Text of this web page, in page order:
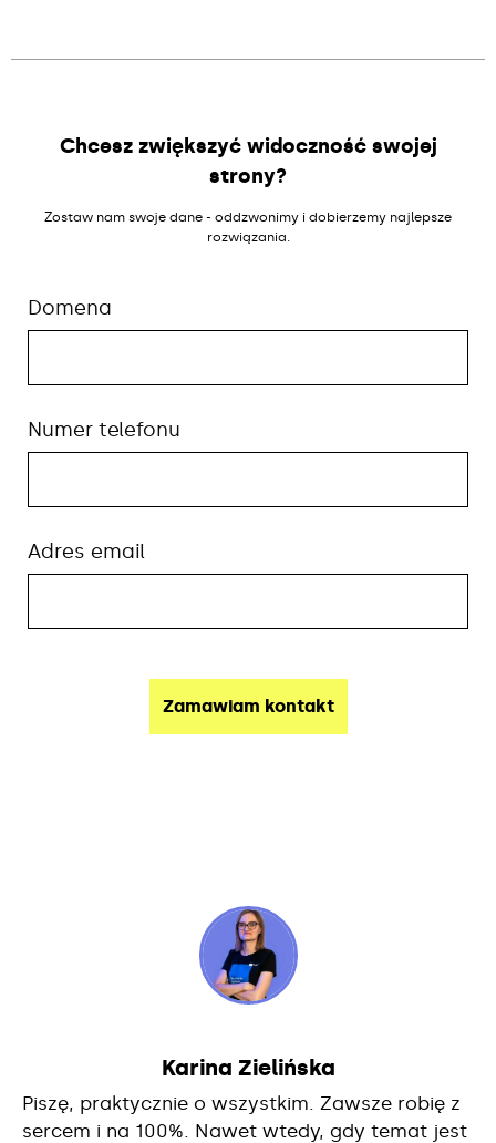
Chcesz zwiększyć widoczność swojej
strony?
Zostaw nam swoje dane - oddzwonimy i dobierzemy najlepsze
rozwiązania.
Domena
Numer telefonu
Adres email
Karina Zielińska
Piszę, praktycznie o wszystkim. Zawsze robię z
sercem i na 100%. Nawet wtedy, gdy temat jest